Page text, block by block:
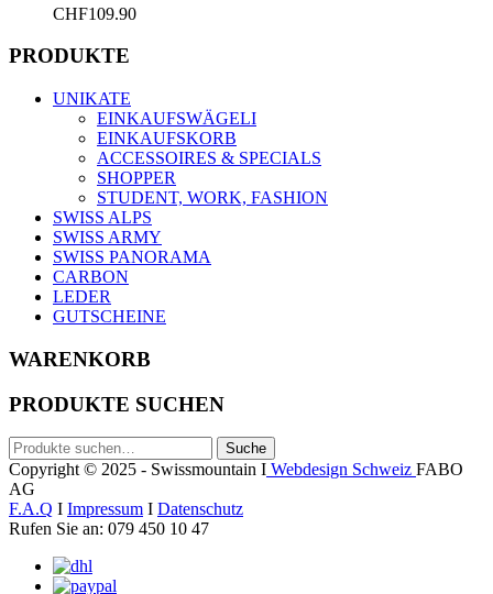
CHF109.90
PRODUKTE
UNIKATE
EINKAUFSWÄGELI
EINKAUFSKORB
ACCESSOIRES & SPECIALS
SHOPPER
STUDENT, WORK, FASHION
SWISS ALPS
SWISS ARMY
SWISS PANORAMA
CARBON
LEDER
GUTSCHEINE
WARENKORB
PRODUKTE SUCHEN
Suche
nach:
Suche
Copyright © 2025 - Swissmountain I Webdesign Schweiz FABO
AG
F.A.Q I Impressum I Datenschutz
Rufen Sie an: 079 450 10 47